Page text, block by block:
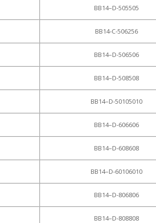
BB14–D-505505
BB14-C-506256
BB14–D-506506
BB14–D-508508
BB14–D-50105010
BB14–D-606606
BB14–D-608608
BB14–D-60106010
BB14–D-806806
BB14–D-808808